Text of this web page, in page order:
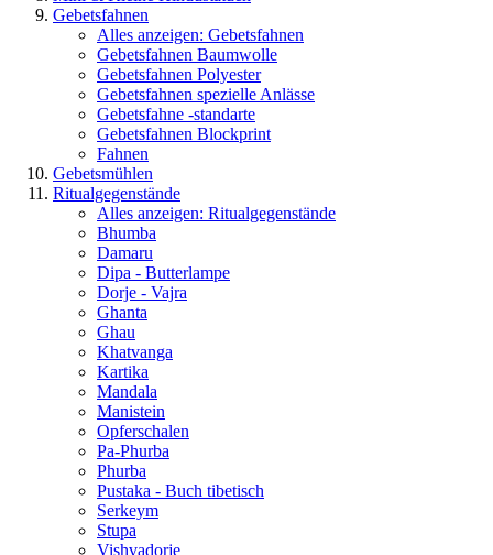
Gebetsfahnen
Alles anzeigen: Gebetsfahnen
Gebetsfahnen Baumwolle
Gebetsfahnen Polyester
Gebetsfahnen spezielle Anlässe
Gebetsfahne -standarte
Gebetsfahnen Blockprint
Fahnen
Gebetsmühlen
Ritualgegenstände
Alles anzeigen: Ritualgegenstände
Bhumba
Damaru
Dipa - Butterlampe
Dorje - Vajra
Ghanta
Ghau
Khatvanga
Kartika
Mandala
Manistein
Opferschalen
Pa-Phurba
Phurba
Pustaka - Buch tibetisch
Serkeym
Stupa
Vishvadorje